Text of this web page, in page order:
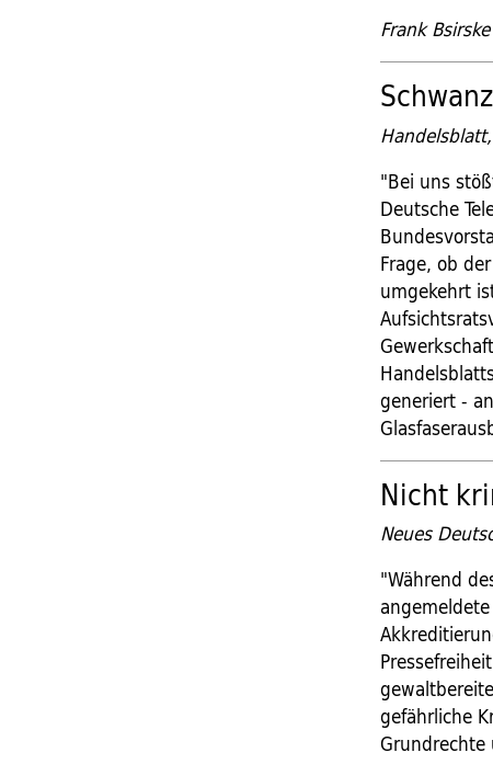
Frank
Handelsblatt,
"Bei uns
Deutsche
Frage, ob
umgekehrt
generiert -
Nicht
Neues
"Während
gefährliche